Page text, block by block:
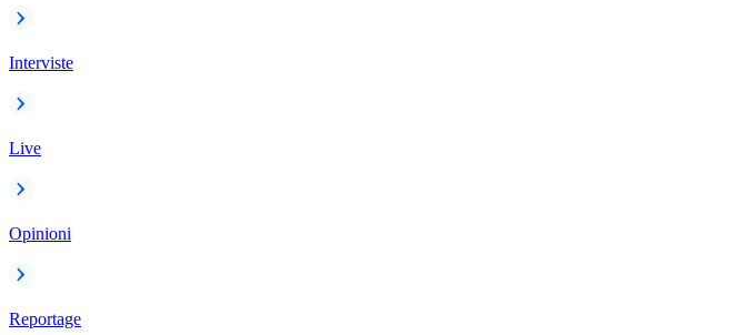
Interviste
Live
Opinioni
Reportage